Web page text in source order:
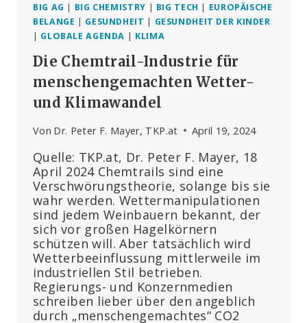
BIG AG | BIG CHEMISTRY | BIG TECH | EUROPÄISCHE
BELANGE | GESUNDHEIT | GESUNDHEIT DER KINDER
| GLOBALE AGENDA | KLIMA
Die Chemtrail-Industrie für
menschengemachten Wetter-
und Klimawandel
Von Dr. Peter F. Mayer, TKP.at April 19, 2024
Quelle: TKP.at, Dr. Peter F. Mayer, 18
April 2024 Chemtrails sind eine
Verschwörungstheorie, solange bis sie
wahr werden. Wettermanipulationen
sind jedem Weinbauern bekannt, der
sich vor großen Hagelkörnern
schützen will. Aber tatsächlich wird
Wetterbeeinflussung mittlerweile im
industriellen Stil betrieben.
Regierungs- und Konzernmedien
schreiben lieber über den angeblich
durch „menschengemachtes“ CO2